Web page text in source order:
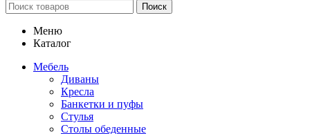
Поиск
Меню
Каталог
Мебель
Диваны
Кресла
Банкетки и пуфы
Стулья
Столы обеденные